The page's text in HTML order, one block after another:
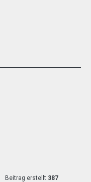
Beitrag erstellt 387